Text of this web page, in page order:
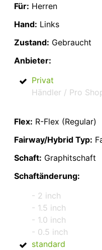
Für: Herren
Hand: Links
Zustand: Gebraucht
Anbieter:
Privat
Händler / Pro
Flex: R-Flex (Regular)
Fairway/Hybrid Typ:
Schaft: Graphitschaft
Schaftänderung:
- 2 inch
- 1.5 inch
- 1.0 inch
- 0.5 inch
standard